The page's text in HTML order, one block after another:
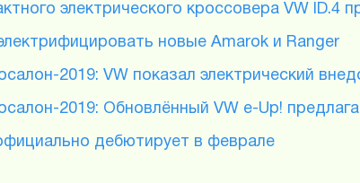
электрического кроссовера VW ID.4
новые Amarok и Ranger
2019: VW показал электрический
2019: Обновлённый VW e-Up!
дебютирует в феврале